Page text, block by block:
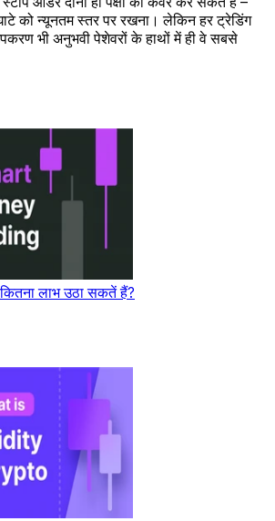
को न्यूनतम स्तर पर रखना। लेकिन हर ट्रेडिंग
भी अनुभवी पेशेवरों के हाथों में ही वे सबसे
लाभ उठा सकतें हैं?